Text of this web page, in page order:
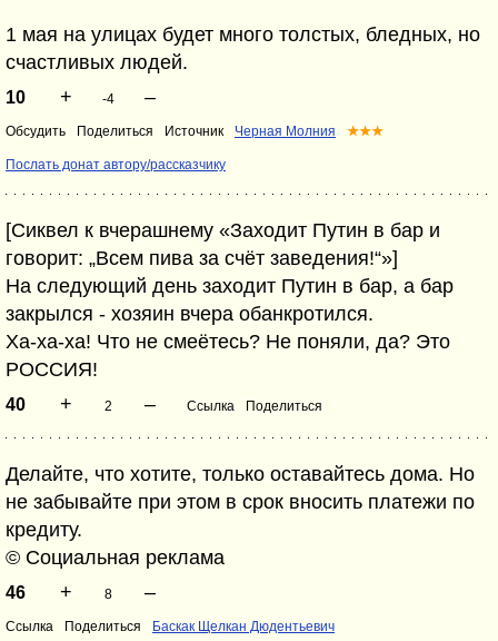
1 мая на улицах будет много толстых, бледных, но
счастливых людей.
10 + -4 –
Обсудить Поделиться Источник Черная Молния ★★★
Послать донат автору/рассказчику
[Сиквел к вчерашнему «Заходит Путин в бар и
говорит: „Всем пива за счёт заведения!“»]
На следующий день заходит Путин в бар, а бар
закрылся - хозяин вчера обанкротился.
Ха-ха-ха! Что не смеётесь? Не поняли, да? Это
РОССИЯ!
40 + 2 – Ссылка Поделиться
Делайте, что хотите, только оставайтесь дома. Но
не забывайте при этом в срок вносить платежи по
кредиту.
© Социальная реклама
46 + 8 –
Ссылка Поделиться Баскак Щелкан Дюдентьевич